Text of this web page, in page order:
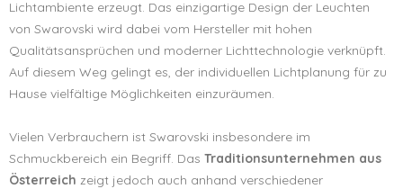
Lichtambiente erzeugt. Das einzigartige Design der Leuchten
von Swarovski wird dabei vom Hersteller mit hohen
Qualitätsansprüchen und moderner Lichttechnologie verknüpft.
Auf diesem Weg gelingt es, der individuellen Lichtplanung für zu
Hause vielfältige Möglichkeiten einzuräumen.
Vielen Verbrauchern ist Swarovski insbesondere im
Schmuckbereich ein Begriff. Das Traditionsunternehmen aus
Österreich zeigt jedoch auch anhand verschiedener